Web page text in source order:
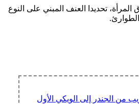
تحديدا العنف المبني على النوع
من الجندر إلى الويكي الأول